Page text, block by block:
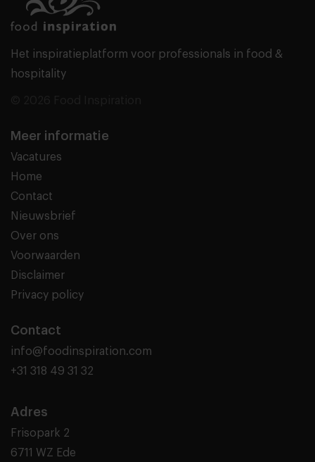
Het inspiratieplatform voor professionals in food &
hospitality
Meer informatie
Vacatures
Home
Contact
Nieuwsbrief
Over ons
Voorwaarden
Disclaimer
Privacy policy
Contact
info@foodinspiration.com
+31 318 49 31 32
Adres
Frisopark 2
6711 WZ Ede